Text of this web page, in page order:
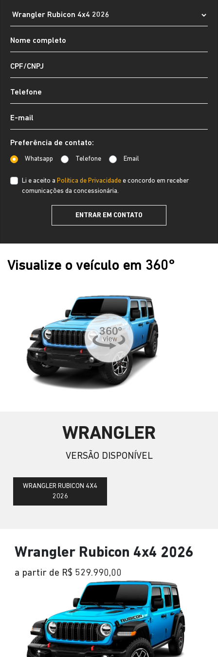
Preferência de contato:
Whatsapp Telefone Email
Li e aceito a Política de Privacidade e concordo em receber
comunicações da concessionária.
ENTRAR EM CONTATO
Visualize o veículo em 360°
WRANGLER
VERSÃO DISPONÍVEL
WRANGLER RUBICON 4X4
2026
Wrangler Rubicon 4x4 2026
a partir de R$ 529.990,00